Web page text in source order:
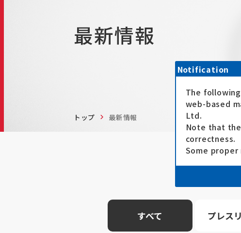
最新情報
トップ 最新情報
すべて プレス
Notification
The
web-based
Ltd.
Note that
correctness.
Some